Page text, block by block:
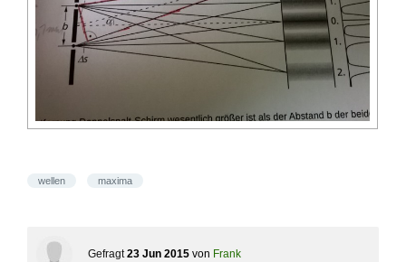
wellen maxima
Gefragt 23 Jun 2015 von Frank